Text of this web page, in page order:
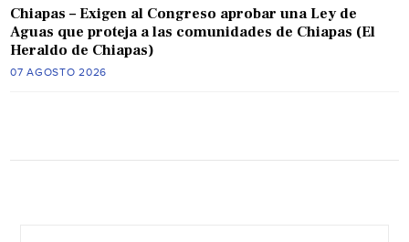
Chiapas – Exigen al Congreso aprobar una Ley de
Aguas que proteja a las comunidades de Chiapas (El
Heraldo de Chiapas)
07 AGOSTO 2026